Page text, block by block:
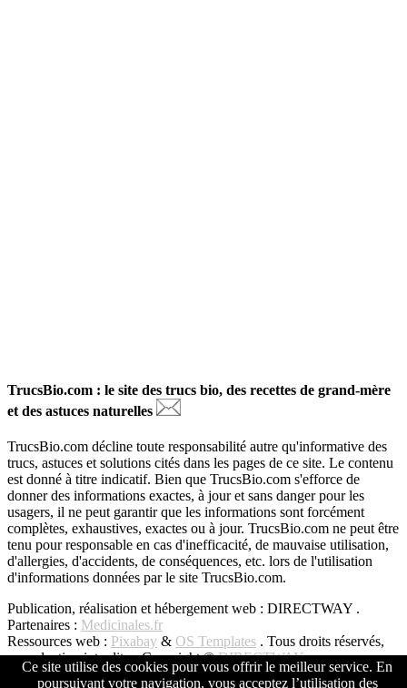
TrucsBio.com : le site des trucs bio, des recettes de grand-mère
et des astuces naturelles
TrucsBio.com décline toute responsabilité autre qu'informative des
trucs, astuces et solutions cités dans les pages de ce site. Le contenu
est donné à titre indicatif. Bien que TrucsBio.com s'efforce de
donner des informations exactes, à jour et sans danger pour les
usagers, il ne peut garantir que les informations sont forcément
complètes, exhaustives, exactes ou à jour. TrucsBio.com ne peut être
tenu pour responsable en cas d'inefficacité, de mauvaise utilisation,
d'allergies, d'accidents, de conséquences, etc. lors de l'utilisation
d'informations données par le site TrucsBio.com.
Publication, réalisation et hébergement web : DIRECTWAY .
Partenaires : Medicinales.fr
Ressources web : Pixabay & OS Templates . Tous droits réservés,
reproduction interdite - Copyright ©DIRECTWAY
Ce site utilise des cookies pour vous offrir le meilleur service. En
poursuivant votre navigation, vous acceptez l’utilisation des